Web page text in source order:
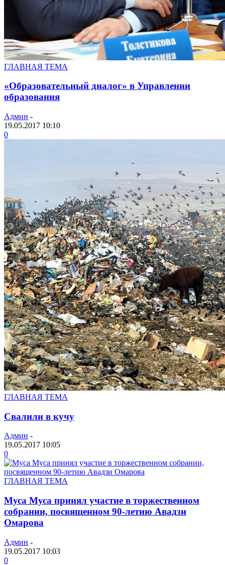
ГЛАВНАЯ ТЕМА
«Образовательный диалог» в Управлении
образования
Админ -
19.05.2017 10:10
0
ГЛАВНАЯ ТЕМА
Свалили в кучу
Админ -
19.05.2017 10:05
0
ГЛАВНАЯ ТЕМА
Муса Муса принял участие в торжественном
собрании, посвященном 90-летию Авадзи
Омарова
Админ -
19.05.2017 10:03
0